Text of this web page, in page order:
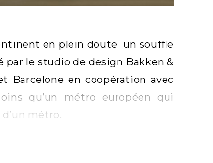
en plein doute un souffle
le studio de design Bakken &
Barcelone en coopération avec
qu’un métro européen qui
métro.